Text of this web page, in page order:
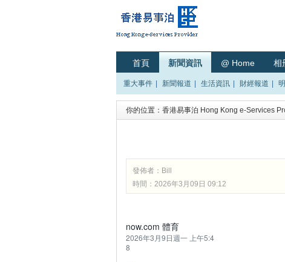
首頁 新聞資訊 @ Home 相
重大事件 新聞報道 生活資訊 財經報道
你的位置： 香港易事泊 Hong Kong e-Services
發佈者： Bill
時間：2026年3月09日 09:12
now.com 體育
2026年3月9日週一 上午5:4
8